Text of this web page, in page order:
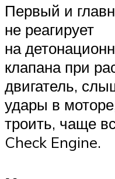
Первый и
не реагирует
на
клапана при
двигатель,
удары в
троить, чаще
Check Engine.